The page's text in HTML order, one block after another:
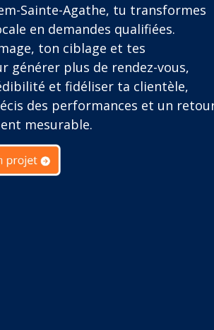
Sainte-Agathe, tu transformes
en demandes qualifiées.
ton ciblage et tes
générer plus de rendez-vous,
et fidéliser ta clientèle,
des performances et un
mesurable.